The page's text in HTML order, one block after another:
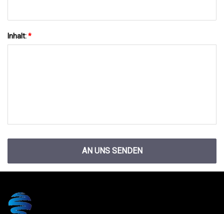
Inhalt:*
AN UNS SENDEN